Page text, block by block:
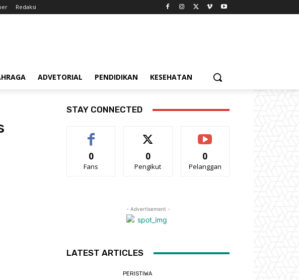
Redaksi
ADVETORIAL PENDIDIKAN KESEHATAN
STAY CONNECTED
0
Fans
0
Pengikut
0
Pelanggan
- Advertisement -
LATEST ARTICLES
PERISTIWA